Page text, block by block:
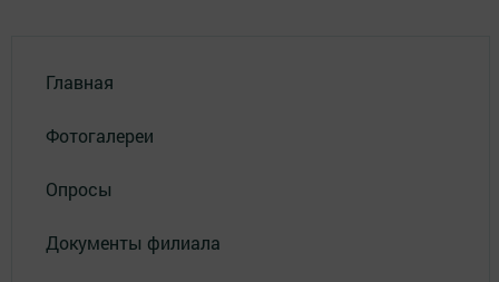
Главная
Фотогалереи
Опросы
Документы филиала